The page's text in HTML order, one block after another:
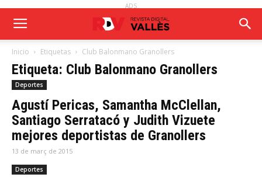
ADS
Inicio Etiquetas Club Balonmano Granollers
Etiqueta: Club Balonmano Granollers
Deportes
Agustí Pericas, Samantha McClellan,
Santiago Serratacó y Judith Vizuete
mejores deportistas de Granollers
13 de març de 2015
Deportes